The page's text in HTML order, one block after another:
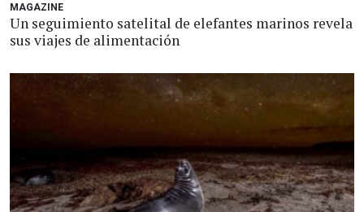
MAGAZINE
Un seguimiento satelital de elefantes marinos revela
sus viajes de alimentación